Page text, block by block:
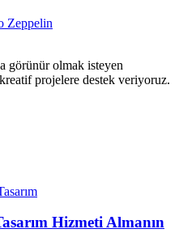
Zeppelin
görünür olmak isteyen
projelere destek veriyoruz.
Hizmeti Almanın